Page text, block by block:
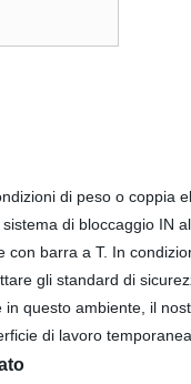
di peso o coppia
di bloccaggio IN
con barra a T. In
gli standard di
questo ambiente, il
di lavoro